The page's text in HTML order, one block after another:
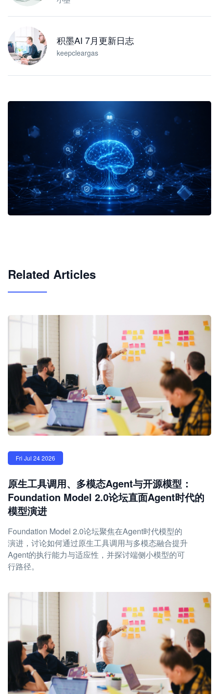
积墨AI 7月更新日志
keepcleargas
Related Articles
Fri Jul 24 2026
原生工具调用、多模态Agent与开源模型：
Foundation Model 2.0论坛直面Agent时代的
模型演进
Foundation Model 2.0论坛聚焦在Agent时代模型的
演进，讨论如何通过原生工具调用与多模态融合提升
Agent的执行能力与适应性，并探讨端侧小模型的可
行路径。